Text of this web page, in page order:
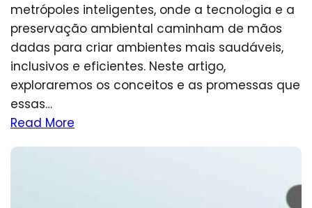
metrópoles inteligentes, onde a tecnologia e a
preservação ambiental caminham de mãos
dadas para criar ambientes mais saudáveis,
inclusivos e eficientes. Neste artigo,
exploraremos os conceitos e as promessas que
essas…
Read More